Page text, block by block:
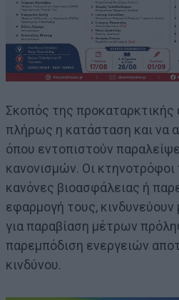
Σκοπός της προκαταρκτικής
πλήρως η κατάσταση και να
όπου εντοπιστούν
κανονισμών. Οι
κανόνες βιοασφάλειας ή
εφαρμογή τους, κινδυνεύουν
για παραβίαση μέτρων
παρεμπόδιση ενεργειών
κινδύνου.